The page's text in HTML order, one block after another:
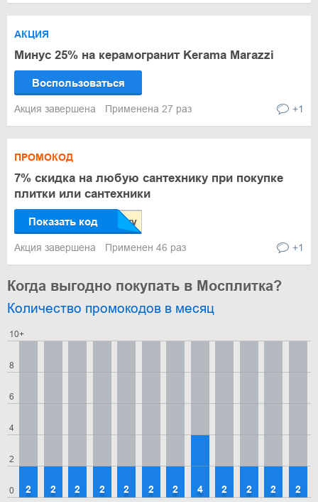
АКЦИЯ
Минус 25% на керамогранит Kerama Marazzi
Воспользоваться
Акция завершена Применена 27 раз +1
ПРОМОКОД
7% скидка на любую сантехнику при покупке
плитки или сантехники
Показать код
Акция завершена Применен 46 раз +1
Когда выгодно покупать в Мосплитка?
Количество промокодов в месяц
0
2
4
6
8
10+
2 2 2 2 2 2 2 4 2 2 2 2